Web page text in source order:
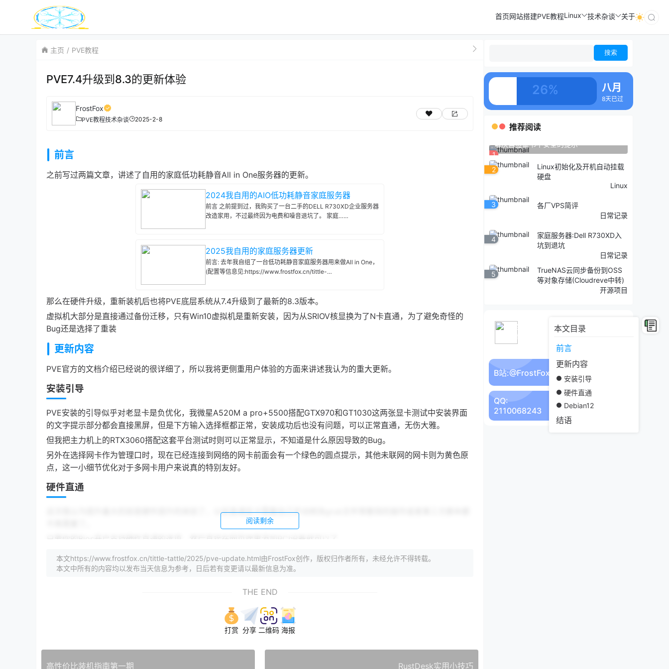
本文目录
前言
更新内容
安装引导
硬件直通
Debian12
结语
首页网站搭建PVE教程Linux 技术杂谈 关于
主页 PVE教程
PVE7.4升级到8.3的更新体验
FrostFox
PVE教程技术杂谈 2025-2-8
前言
之前写过两篇文章，讲述了自用的家庭低功耗静音All in One服务器的更新。
2024我自用的AIO低功耗静音家庭服务器
前言 之前提到过，我购买了一台二手的DELL R730XD企业服务器
改造家用，不过最终因为电费和噪音退坑了。 家庭……
2025我自用的家庭服务器更新
前言: 去年我自组了一台低功耗静音家庭服务器用来做All in One，
(配置等信息见:https://www.frostfox.cn/tittle-
那么在硬件升级，重新装机后也将PVE底层系统从7.4升级到了最新的8.3版本。
虚拟机大部分是直接通过备份迁移，只有Win10虚拟机是重新安装，因为从SRIOV核显换为了N卡直通，为了避免奇怪的
Bug还是选择了重装
更新内容
PVE官方的文档介绍已经说的很详细了，所以我将更侧重用户体验的方面来讲述我认为的重大更新。
安装引导
PVE安装的引导似乎对老显卡是负优化，我微星A520M a pro+5500搭配GTX970和GT1030这两张显卡测试中安装界面
的文字提示部分都会直接黑屏，但是下方输入选择框都正常，安装成功后也没有问题，可以正常直通，无伤大雅。
但我把主力机上的RTX3060搭配这套平台测试时则可以正常显示，不知道是什么原因导致的Bug。
另外在选择网卡作为管理口时，现在已经连接到网络的网卡前面会有一个绿色的圆点提示，其他未联网的网卡则为黄色原
点，这一小细节优化对于多网卡用户来说真的特别友好。
硬件直通
这次我认为提升最大的就是硬件提升的体验了，以前直通显卡需要自己手动修改grub文件等繁琐的操作或者第三方脚本都
只要你的Bios开启支持硬件直通的选项，然后直接在网页端里添加PCI设备就可以了
Debian12
另外据说Debian12对ipv6支持优化了许多，这点在PVE上也自然继承了，但是由于我并不使用ipv6所以提升感知不明显。
总的来说对于普通用户而言，PVE7.4升级到8.3带来的体验优化不多但依然有，推荐在备份好数据后进行升级，不过搭配
老显卡的话需谨慎。
阅读剩余
本文https://www.frostfox.cn/tittle-tattle/2025/pve-update.html由FrostFox创作，版权归作者所有，未经允许不得转载。
本文中所有的内容均以发布当天信息为参考，日后若有变更请以最新信息为准。
THE END
打赏 分享 二维码 海报
高性价比装机指南第一期 RustDesk实用小技巧
26% 八月
8天已过
推荐阅读
1
解决自签证书不安全的提示
2
Linux初始化及开机自动挂载
硬盘
Linux
3
各厂VPS简评
日常记录
4
家庭服务器:Dell R730XD入
坑到退坑
日常记录
5
TrueNAS云同步备份到OSS
等对象存储(Cloudreve中转)
开源项目
霜狐-FrostFox
致力于分享经验和制作教程的站长！
B站:@FrostFox-霜狐
QQ:
2110068243